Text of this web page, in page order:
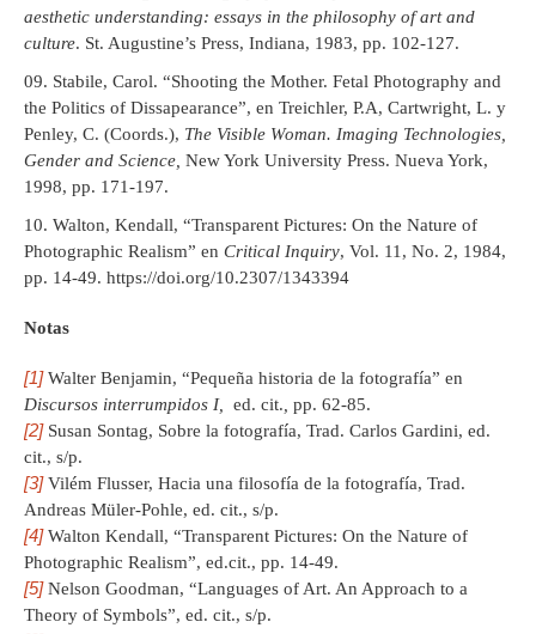
aesthetic understanding: essays in the philosophy of art and
culture. St. Augustine’s Press, Indiana, 1983, pp. 102-127.
Stabile, Carol. “Shooting the Mother. Fetal Photography and
the Politics of Dissapearance”, en Treichler, P.A, Cartwright, L. y
Penley, C. (Coords.), The Visible Woman. Imaging Technologies,
Gender and Science, New York University Press. Nueva York,
1998, pp. 171-197.
Walton, Kendall, “Transparent Pictures: On the Nature of
Photographic Realism” en Critical Inquiry, Vol. 11, No. 2, 1984,
pp. 14-49. https://doi.org/10.2307/1343394
Notas
[1]Walter Benjamin, “Pequeña historia de la fotografía” en
Discursos interrumpidos I,
ed. cit. pp. 62-85.
[2]Susan Sontag, Sobre la fotografía, Trad. Carlos Gardini, ed.
cit., s/p.
[3]Vilém Flusser, Hacia una filosofía de la fotografía, Trad.
Andreas Müler-Pohle, ed. cit., s/p.
[4]Walton Kendall, “Transparent Pictures: On the Nature of
Photographic Realism”, ed.cit., pp. 14-49.
[5]Nelson Goodman, “Languages of Art. An Approach to a
Theory of Symbols”, ed. cit., s/p.